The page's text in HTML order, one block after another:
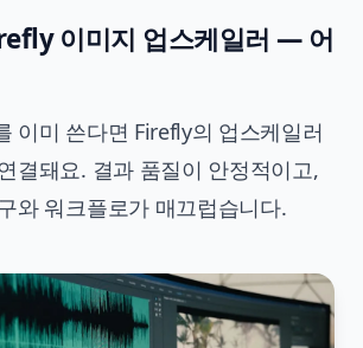
이미지 업스케일러 — 어
이미 쓴다면 Firefly의 업스케일러
결돼요. 결과 품질이 안정적이고,
와 워크플로가 매끄럽습니다.